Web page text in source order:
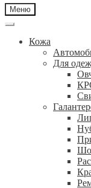
Меню
Кожа
Для